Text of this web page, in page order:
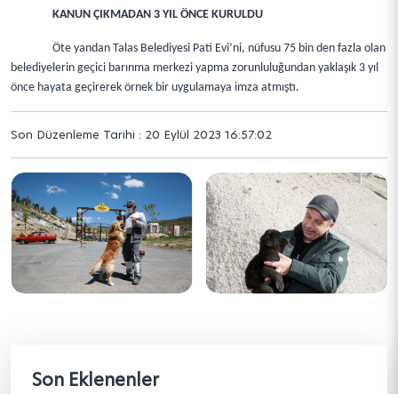
KANUN ÇIKMADAN 3 YIL ÖNCE KURULDU
Öte yandan Talas Belediyesi Pati Evi’ni, nüfusu 75 bin den fazla olan
belediyelerin geçici barınma merkezi yapma zorunluluğundan yaklaşık 3 yıl
önce hayata geçirerek örnek bir uygulamaya imza atmıştı.
Son Düzenleme Tarihi : 20 Eylül 2023 16:57:02
Son Eklenenler